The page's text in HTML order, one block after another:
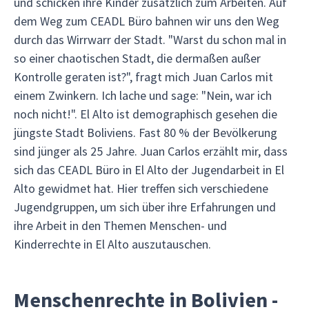
dem Weg zum CEADL Büro bahnen wir uns den Weg
durch das Wirrwarr der Stadt. "Warst du schon mal in
so einer chaotischen Stadt, die dermaßen außer
Kontrolle geraten ist?", fragt mich Juan Carlos mit
einem Zwinkern. Ich lache und sage: "Nein, war ich
noch nicht!". El Alto ist demographisch gesehen die
jüngste Stadt Boliviens. Fast 80 % der Bevölkerung
sind jünger als 25 Jahre. Juan Carlos erzählt mir, dass
sich das CEADL Büro in El Alto der Jugendarbeit in El
Alto gewidmet hat. Hier treffen sich verschiedene
Jugendgruppen, um sich über ihre Erfahrungen und
ihre Arbeit in den Themen Menschen- und
Kinderrechte in El Alto auszutauschen.
Menschenrechte in Bolivien -